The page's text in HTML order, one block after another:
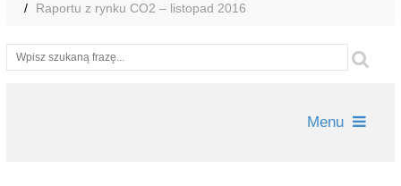
Raportu z rynku CO2 – listopad 2016
Wyszukiwarka
Menu